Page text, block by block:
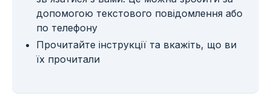
допомогою текстового повідомлення або
по телефону
Прочитайте інструкції та вкажіть, що ви
їх прочитали